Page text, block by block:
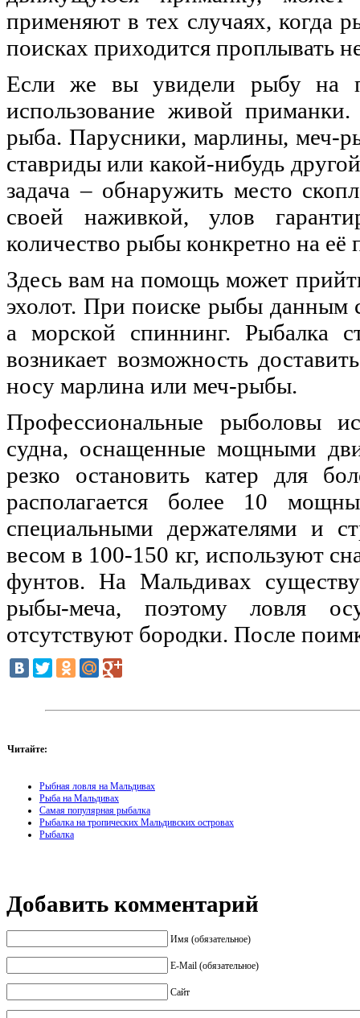
применяют в тех случаях, когда
поисках приходится проплывать
Если же вы увидели рыбу на
использование живой
рыба. Парусники, марлины, меч-
ставриды или какой-нибудь
задача – обнаружить место
своей наживкой, улов
количество рыбы конкретно на её
Здесь вам на помощь может
эхолот. При поиске рыбы данным
а морской спиннинг. Рыбалка
возникает возможность
носу марлина или меч-рыбы.
Профессиональные рыболовы
судна, оснащенные мощными
резко остановить катер для
располагается более 10
специальными держателями и
весом в 100-150 кг, используют
фунтов. На Мальдивах
рыбы-меча, поэтому ловля
отсутствуют бородки. После
Читайте:
Рыбная ловля на Мальдивах
Рыба на Мальдивах
Самая популярная рыбалка
Рыбалка на тропических Мальдивских островах
Рыбалка
Добавить комментарий
Имя (обязательное)
E-Mail (обязательное)
Сайт